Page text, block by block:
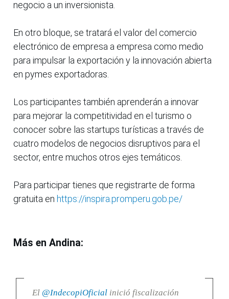
negocio a un inversionista.
En otro bloque, se tratará el valor del comercio
electrónico de empresa a empresa como medio
para impulsar la exportación y la innovación abierta
en pymes exportadoras.
Los participantes también aprenderán a innovar
para mejorar la competitividad en el turismo o
conocer sobre las startups turísticas a través de
cuatro modelos de negocios disruptivos para el
sector, entre muchos otros ejes temáticos.
Para participar tienes que registrarte de forma
gratuita en https://inspira.promperu.gob.pe/
Más en Andina:
El @IndecopiOficialinició fiscalización